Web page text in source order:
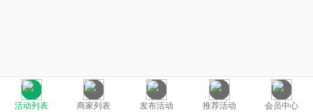
活动列表 商家列表 发布活动 推荐活动 会员中心